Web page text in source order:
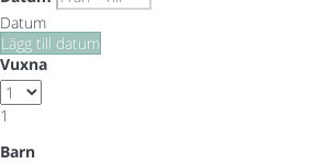
Datum
Lägg till datum
Vuxna
1
Barn